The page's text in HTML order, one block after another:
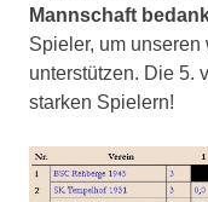
Mannschaft
Spieler, um
unterstützen. Die 5.
starken Spielern!